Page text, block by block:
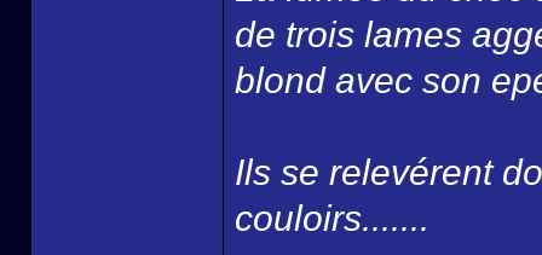
de trois lames
blond avec son
Ils se relevérent
couloirs.......